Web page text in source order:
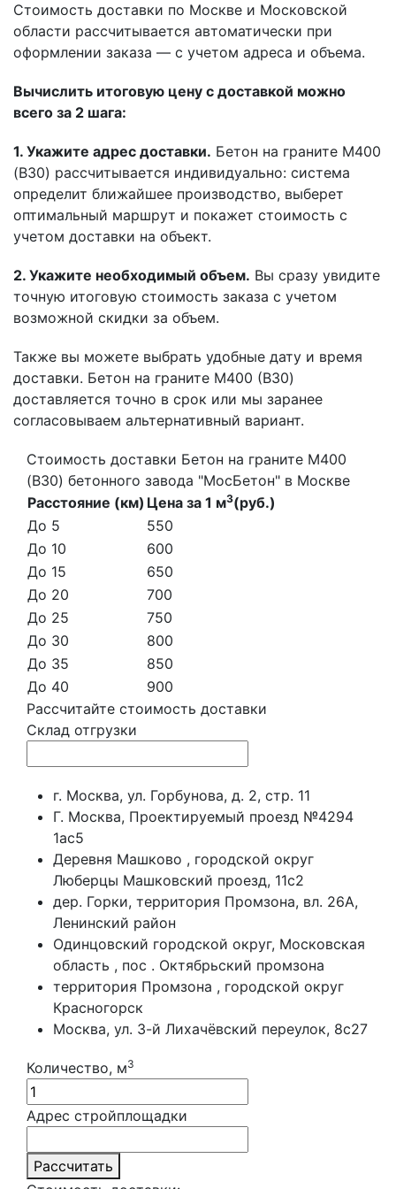
Стоимость доставки по Москве и Московской
области рассчитывается автоматически при
оформлении заказа — с учетом адреса и объема.
Вычислить итоговую цену с доставкой можно
всего за 2 шага:
1. Укажите адрес доставки. Бетон на граните М400
(B30) рассчитывается индивидуально: система
определит ближайшее производство, выберет
оптимальный маршрут и покажет стоимость с
учетом доставки на объект.
2. Укажите необходимый объем. Вы сразу увидите
точную итоговую стоимость заказа с учетом
возможной скидки за объем.
Также вы можете выбрать удобные дату и время
доставки. Бетон на граните М400 (B30)
доставляется точно в срок или мы заранее
согласовываем альтернативный вариант.
Стоимость доставки Бетон на граните М400
(B30) бетонного завода "МосБетон" в Москве
Расстояние (км) Цена за 1 м3(руб.)
До 5
550
До 10
600
До 15
650
До 20
700
До 25
750
До 30
800
До 35
850
До 40
900
Рассчитайте стоимость доставки
Склад отгрузки
г. Москва, ул. Горбунова, д. 2, стр. 11
Г. Москва, Проектируемый проезд №4294
1ас5
Деревня Машково , городской округ
Люберцы Машковский проезд, 11с2
дер. Горки, территория Промзона, вл. 26А,
Ленинский район
Одинцовский городской округ, Московская
область , пос . Октябрьский промзона
территория Промзона , городской округ
Красногорск
Москва, ул. 3-й Лихачёвский переулок, 8с27
Количество, м3
Адрес стройплощадки
Рассчитать